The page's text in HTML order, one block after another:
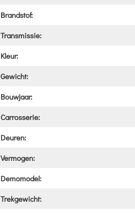
Brandstof:
Transmissie:
Kleur:
Gewicht:
Bouwjaar:
Carrosserie:
Deuren:
Vermogen:
Demomodel:
Trekgewicht: